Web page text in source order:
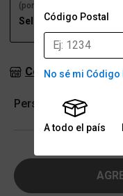
Código Postal
No sé mi Código
A todo el país
(por una sucursal)
Seleccioná talle
Consultar stock
Personalización